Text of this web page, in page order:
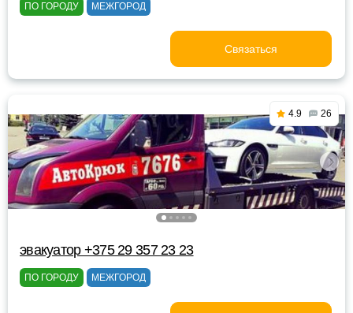
ПО ГОРОДУ МЕЖГОРОД
Связаться
4.9 26
эвакуатор +375 29 357 23 23
ПО ГОРОДУ МЕЖГОРОД